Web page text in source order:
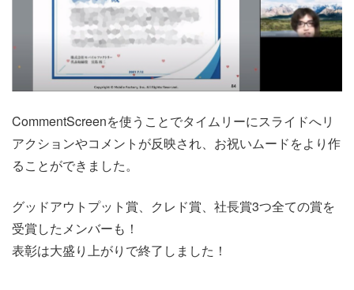
CommentScreenを使うことでタイムリーにスライドへリ
アクションやコメントが反映され、お祝いムードをより作
ることができました。
グッドアウトプット賞、クレド賞、社長賞3つ全ての賞を
受賞したメンバーも！
表彰は大盛り上がりで終了しました！